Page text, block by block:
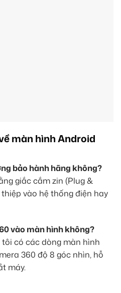
màn hình Android
bảo hành hãng không?
giắc cắm zin (Plug &
vào hệ thống điện hay
vào màn hình không?
có các dòng màn hình
360 độ 8 góc nhìn, hỗ
máy.